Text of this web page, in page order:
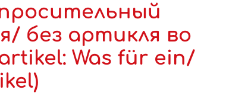
без артикля во
Was für ein/